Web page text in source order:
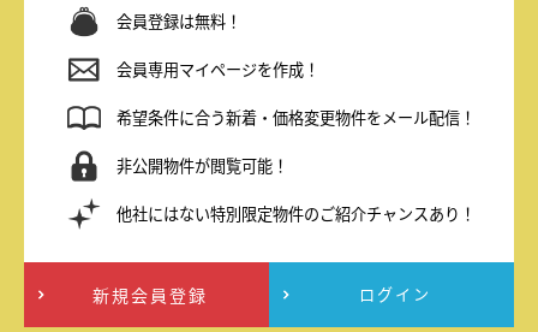
会員登録は無料！
会員専用マイページを作成！
希望条件に合う新着・価格変更物件をメール配信！
非公開物件が閲覧可能！
他社にはない特別限定物件のご紹介チャンスあり！
新規会員登録 ログイン